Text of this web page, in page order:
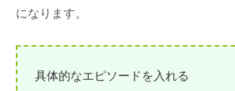
になります。
具体的なエピソードを入れる